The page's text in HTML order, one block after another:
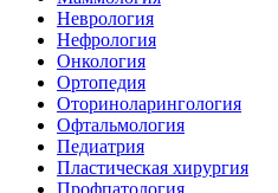
Неврология
Нефрология
Онкология
Ортопедия
Оториноларингология
Офтальмология
Педиатрия
Пластическая хирургия
Профпатология